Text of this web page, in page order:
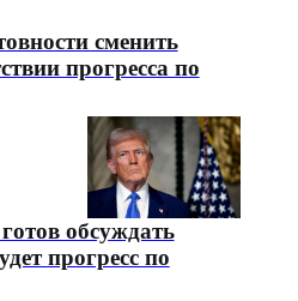
сменить
прогресса по
обсуждать
прогресс по